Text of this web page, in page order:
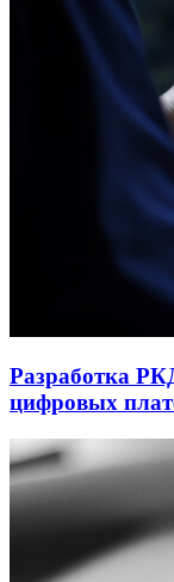
Разработка
цифровых